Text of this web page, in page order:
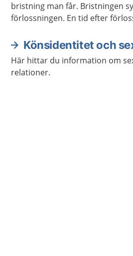
bristning man får. Bristningen
förlossningen. En tid efter
svullet. Sök vård om dina
Könsidentitet och
Här hittar du information om
relationer.